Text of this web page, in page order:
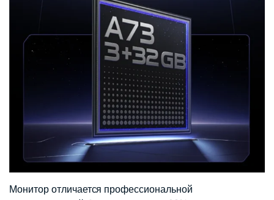
Монитор отличается профессиональной